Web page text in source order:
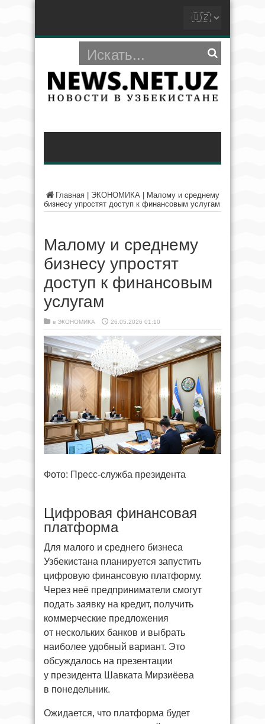
Главная ЭКОНОМИКА
Малому и среднему
бизнесу упростят доступ к финансовым услугам
Малому и среднему
бизнесу упростят
доступ к финансовым
услугам
в ЭКОНОМИКА 26.05.2026 01:10
Фото: Пресс-служба президента
Цифровая финансовая
платформа
Для малого и среднего бизнеса
Узбекистана планируется запустить
цифровую финансовую платформу.
Через неё предприниматели смогут
подать заявку на кредит, получить
коммерческие предложения
от нескольких банков и выбрать
наиболее удобный вариант. Это
обсуждалось на презентации
у президента Шавката Мирзиёева
в понедельник.
Ожидается, что платформа будет